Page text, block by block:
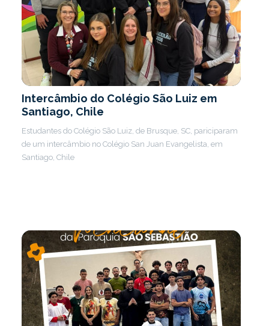
Intercâmbio do Colégio São Luiz em
Santiago, Chile
Estudantes do Colégio São Luiz, de Brusque, SC, pariciparam
de um intercâmbio no Colégio San Juan Evangelista, em
Santiago, Chile